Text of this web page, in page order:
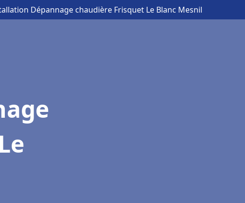
Dépannage chaudière Frisquet Le Blanc Mesnil